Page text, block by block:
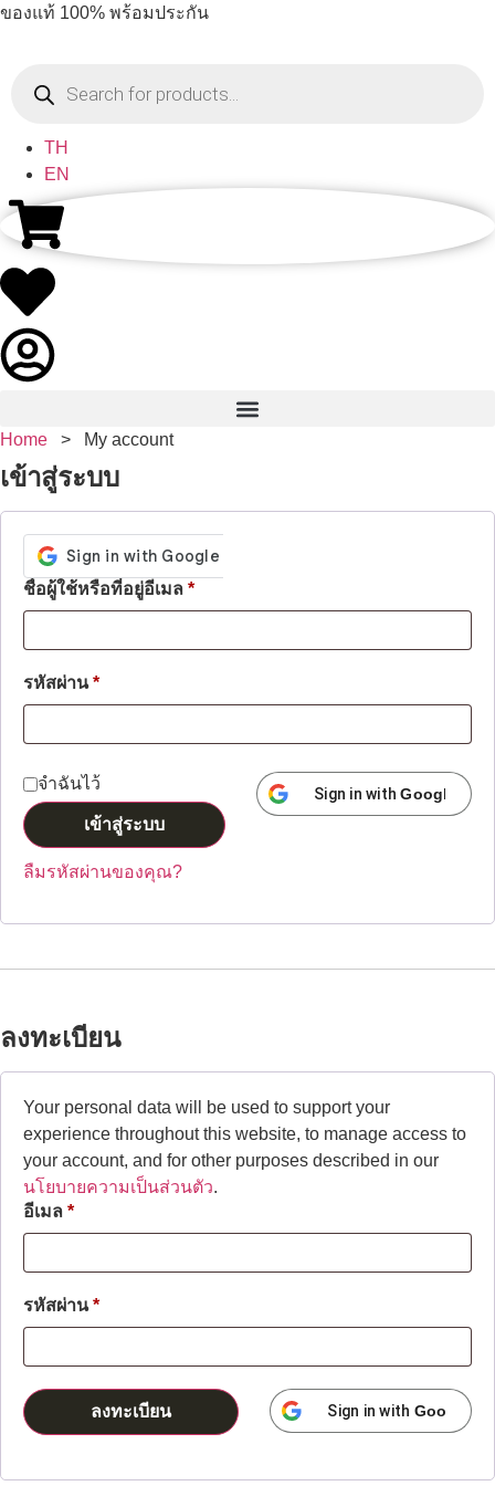
ของแท้ 100% พร้อมประกัน
TH
EN
Home > My account
เข้าสู่ระบบ
ชื่อผู้ใช้หรือที่อยู่อีเมล *
รหัสผ่าน*
จำฉันไว้
เข้าสู่ระบบ
ลืมรหัสผ่านของคุณ?
Sign in withGoogle
ลงทะเบียน
อีเมล *
รหัสผ่าน*
Your personal data will be used to support your
experience throughout this website, to manage access to
your account, and for other purposes described in our
นโยบายความเป็นส่วนตัว.
ลงทะเบียน Sign in with Google